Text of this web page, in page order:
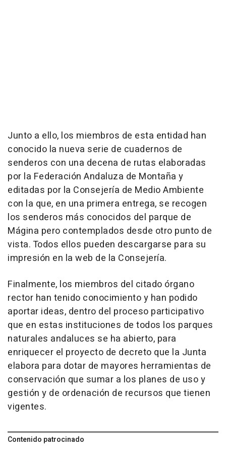
Junto a ello, los miembros de esta entidad han
conocido la nueva serie de cuadernos de
senderos con una decena de rutas elaboradas
por la Federación Andaluza de Montaña y
editadas por la Consejería de Medio Ambiente
con la que, en una primera entrega, se recogen
los senderos más conocidos del parque de
Mágina pero contemplados desde otro punto de
vista. Todos ellos pueden descargarse para su
impresión en la web de la Consejería.
Finalmente, los miembros del citado órgano
rector han tenido conocimiento y han podido
aportar ideas, dentro del proceso participativo
que en estas instituciones de todos los parques
naturales andaluces se ha abierto, para
enriquecer el proyecto de decreto que la Junta
elabora para dotar de mayores herramientas de
conservación que sumar a los planes de uso y
gestión y de ordenación de recursos que tienen
vigentes.
Contenido patrocinado